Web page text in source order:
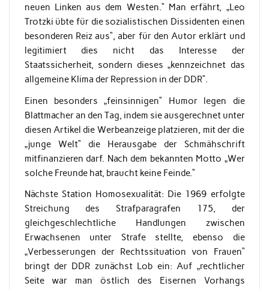
neuen Linken aus dem Westen.“ Man erfährt, „Leo
Trotzki übte für die sozialistischen Dissidenten einen
besonderen Reiz aus“, aber für den Autor erklärt und
legitimiert dies nicht das Interesse der
Staatssicherheit, sondern dieses „kennzeichnet das
allgemeine Klima der Repression in der DDR“.
Einen besonders „feinsinnigen“ Humor legen die
Blattmacher an den Tag, indem sie ausgerechnet unter
diesen Artikel die Werbeanzeige platzieren, mit der die
„junge Welt“ die Herausgabe der Schmähschrift
mitfinanzieren darf. Nach dem bekannten Motto „Wer
solche Freunde hat, braucht keine Feinde.“
Nächste Station Homosexualität: Die 1969 erfolgte
Streichung des Strafparagrafen 175, der
gleichgeschlechtliche Handlungen zwischen
Erwachsenen unter Strafe stellte, ebenso die
„Verbesserungen der Rechtssituation von Frauen“
bringt der DDR zunächst Lob ein: Auf „rechtlicher
Seite war man östlich des Eisernen Vorhangs